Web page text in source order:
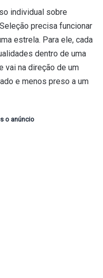
individual sobre
precisa funcionar
estrela. Para ele, cada
dentro de uma
vai na direção de um
e menos preso a um
o anúncio